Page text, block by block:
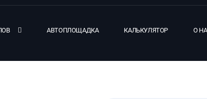
АВТОПЛОЩАДКА КАЛЬКУЛЯТОР О